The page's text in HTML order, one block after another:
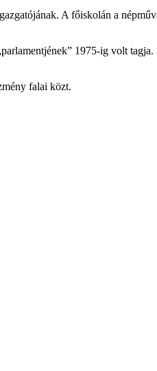
A főiskolán a
1975-ig volt
falai közt.